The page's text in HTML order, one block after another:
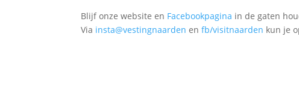
Blijf onze website en Facebookpagina in de gaten
Via insta@vestingnaarden enfb/visitnaarden kun je